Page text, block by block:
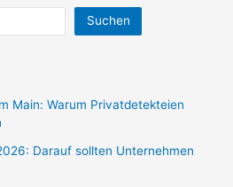
Suchen
Main: Warum Privatdetekteien
Darauf sollten Unternehmen